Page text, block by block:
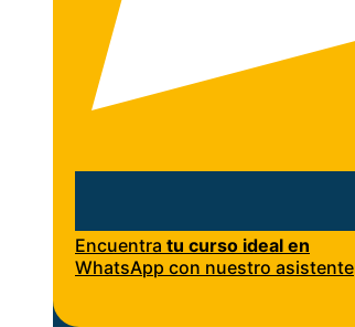
Encuentra tu curso ideal en
WhatsApp con nuestro asistente